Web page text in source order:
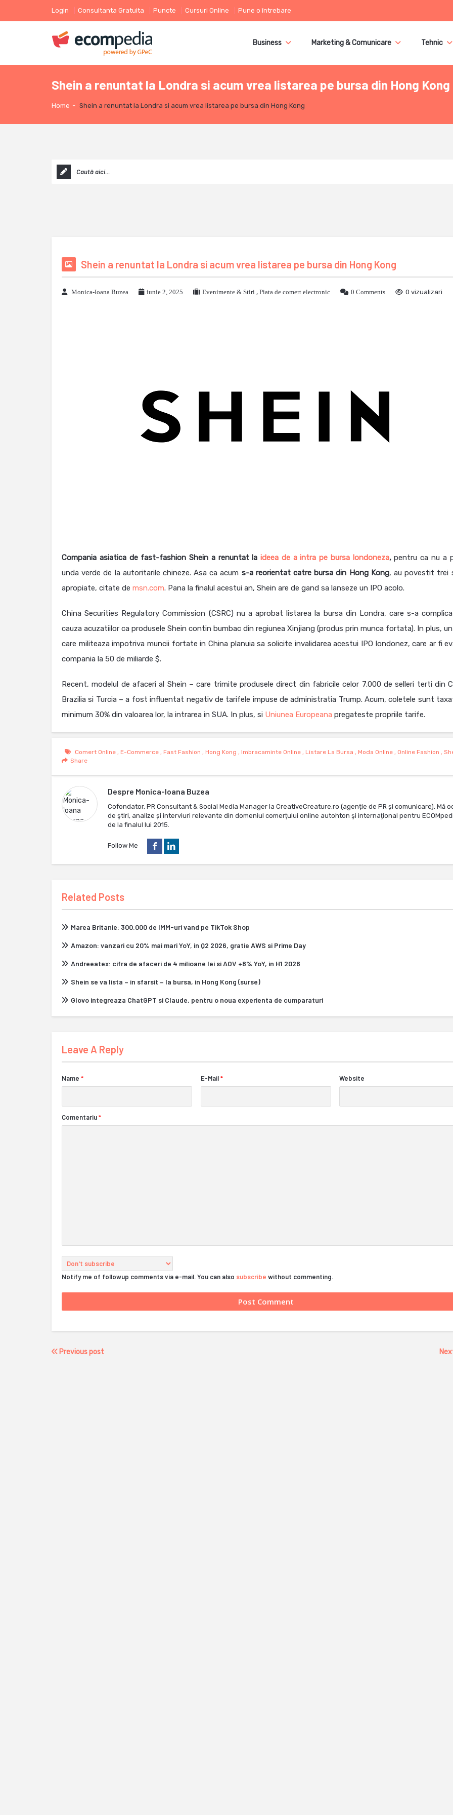
Login Consultanta Gratuita Puncte Cursuri Online Pune o întrebare
Business Marketing & Comunicare Tehnic
Shein a renuntat la Londra si acum vrea listarea pe bursa din Hong Kong
Home - Shein a renuntat la Londra si acum vrea listarea pe bursa din Hong Kong
Shein a renuntat la Londra si acum vrea listarea pe bursa din Hong Kong
Monica-Ioana Buzea iunie 2, 2025 Evenimente & Stiri , Piata de comert electronic 0 Comments 0 vizualizari
Compania asiatica de fast-fashion Shein a renuntat laideea de a intra pe bursa londoneza,pentru ca nu a
unda verde de la autoritarile chineze. Asa ca acum s-a reorientat catre bursa din Hong Kong, au povestit trei
apropiate, citate de msn.com. Pana la finalul acestui an, Shein are de gand sa lanseze un IPO acolo.
China Securities Regulatory Commission (CSRC) nu a aprobat listarea la bursa din Londra, care s-a
cauza acuzatiilor ca produsele Shein contin bumbac din regiunea Xinjiang (produs prin munca fortata). In plus, un
care militeaza impotriva muncii fortate in China planuia sa solicite invalidarea acestui IPO londonez, care ar fi
compania la 50 de miliarde $.
Recent, modelul de afaceri al Shein – care trimite produsele direct din fabricile celor 7.000 de selleri terti din
Brazilia si Turcia – a fost influentat negativ de tarifele impuse de administratia Trump. Acum, coletele sunt
minimum 30% din valoarea lor, la intrarea in SUA. In plus, si Uniunea Europeana pregateste propriile tarife.
Comert Online, E-Commerce, Fast Fashion , Hong Kong , Imbracaminte Online, Listare La Bursa , Moda Online, Online Fashion ,
Share
Despre Monica-Ioana Buzea
Cofondator, PR Consultant & Social Media Manager la CreativeCreature.ro (agenție de PR și comunicare). Mă
de ştiri, analize și interviuri relevante din domeniul comerţului online autohton şi internaţional pentru
de la finalul lui 2015.
Follow Me
Related Posts
Marea Britanie: 300.000 de IMM-uri vand pe TikTok Shop
Amazon: vanzari cu 20% mai mari YoY, in Q2 2026, gratie AWS si Prime Day
Andreeatex: cifra de afaceri de 4 milioane lei si AOV +8% YoY, in H1 2026
Shein se va lista – in sfarsit – la bursa, in Hong Kong (surse)
Glovo integreaza ChatGPT si Claude, pentru o noua experienta de cumparaturi
Leave A Reply
Name * E-Mail * Website
Comentariu*
Notify me of followup comments via e-mail. You can also subscribe without commenting.
Previous post